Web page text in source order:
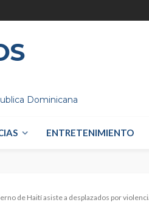
Dominicana
ENTRETENIMIENTO
de Haití asiste a desplazados por